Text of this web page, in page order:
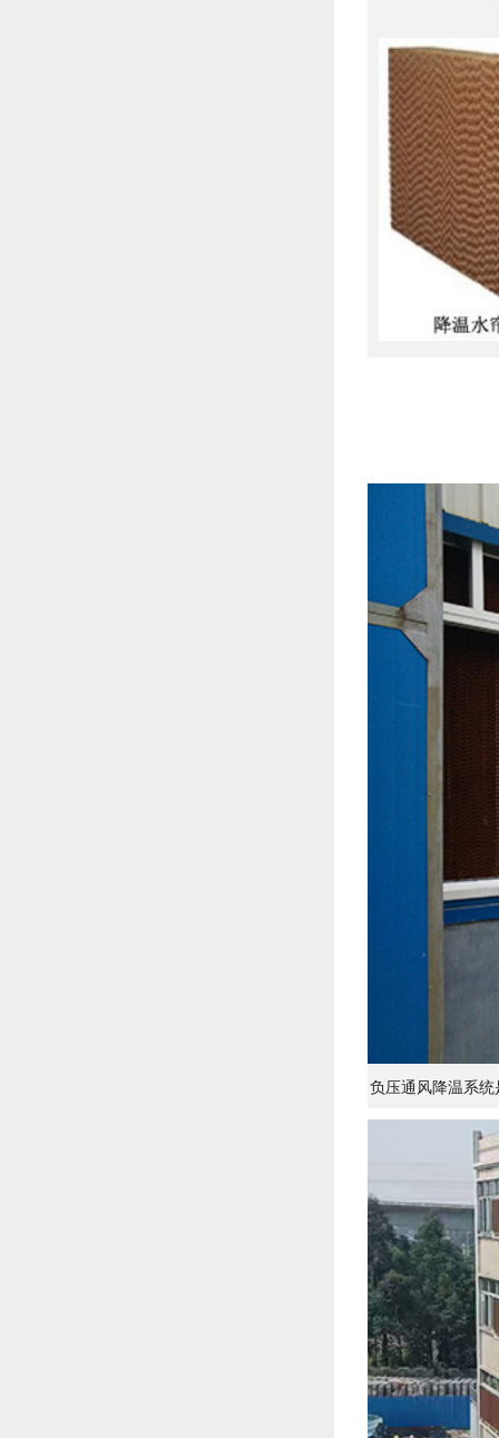
负压通风降温系